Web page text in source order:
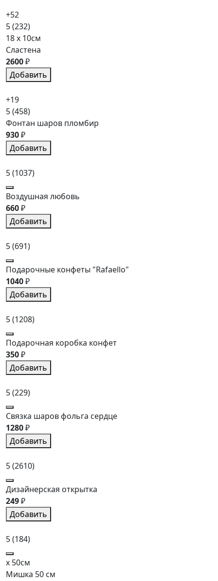
+52
5(232)
18 x 10см
Сластена
2600₽
Добавить
+19
5(458)
Фонтан шаров пломбир
930₽
Добавить
5(1037)
Воздушная любовь
660₽
Добавить
5(691)
Подарочные конфеты "Rafaello"
1040₽
Добавить
5(1208)
Подарочная коробка конфет
350₽
Добавить
5(229)
Связка шаров фольга сердце
1280₽
Добавить
5(2610)
Дизайнерская открытка
249₽
Добавить
5(184)
x 50см
Мишка 50 см